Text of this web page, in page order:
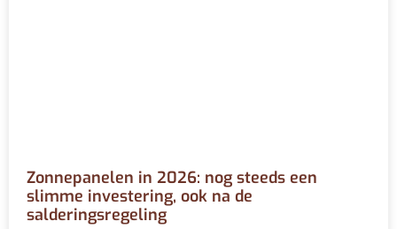
Zonnepanelen in 2026: nog steeds een
slimme investering, ook na de
salderingsregeling